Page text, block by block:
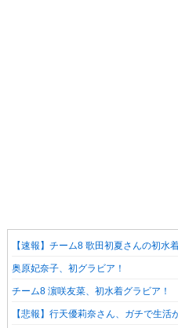
【速報】チーム8 歌田初夏さんの
奥原妃奈子、初グラビア！
チーム8 濵咲友菜、初水着グラビア！
【悲報】行天優莉奈さん、ガチで生